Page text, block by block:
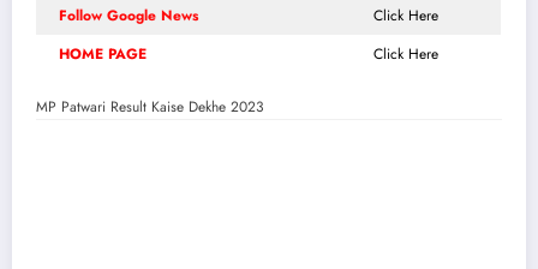
Follow Google News
Click Here
HOME PAGE
Click Here
MP Patwari Result Kaise Dekhe 2023